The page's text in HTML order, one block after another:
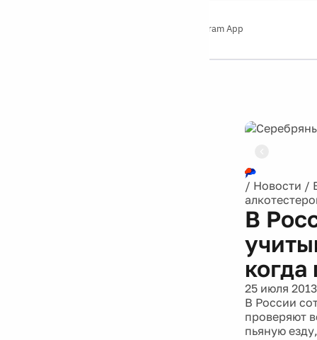
Telegram App
/ Новости /
В
25 июля 2013
В России
проверяют
пьяную